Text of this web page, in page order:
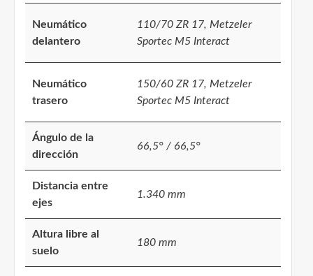
Neumático
delantero
110/70 ZR 17, Metzeler
Sportec M5 Interact
Neumático
trasero
150/60 ZR 17, Metzeler
Sportec M5 Interact
Ángulo de la
dirección
66,5° / 66,5°
Distancia entre
ejes
1.340 mm
Altura libre al
suelo
180 mm